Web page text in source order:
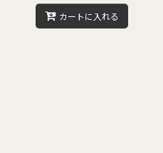
カートに入れる